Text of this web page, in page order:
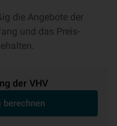
die Angebote der
und das Preis-
der VHV